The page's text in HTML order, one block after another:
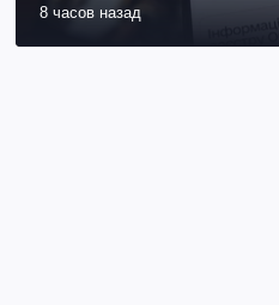
8 часов назад